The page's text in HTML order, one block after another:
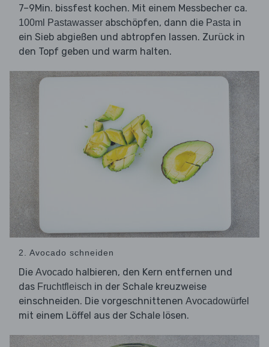
7–9Min. bissfest kochen. Mit einem Messbecher ca.
100ml Pastawasser abschöpfen, dann die Pasta in
ein Sieb abgießen und abtropfen lassen. Zurück in
den Topf geben und warm halten.
2. Avocado schneiden
Die Avocado halbieren, den Kern entfernen und
das Fruchtfleisch in der Schale kreuzweise
einschneiden. Die vorgeschnittenen Avocadowürfel
mit einem Löffel aus der Schale lösen.